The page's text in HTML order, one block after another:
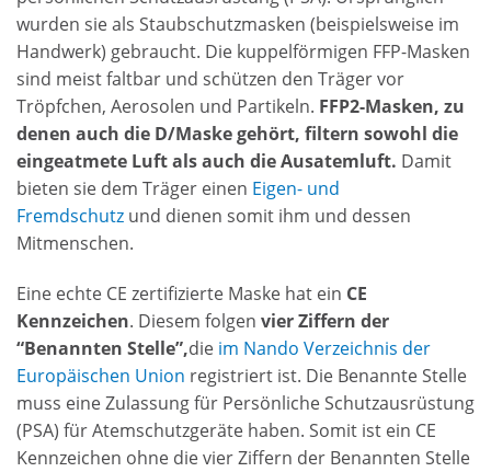
wurden sie als Staubschutzmasken (beispielsweise im
Handwerk) gebraucht. Die kuppelförmigen FFP-Masken
sind meist faltbar und schützen den Träger vor
Tröpfchen, Aerosolen und Partikeln. FFP2-Masken, zu
denen auch die D/Maske gehört, filtern sowohl die
eingeatmete Luft als auch die Ausatemluft. Damit
bieten sie dem Träger einen Eigen- und
Fremdschutz und dienen somit ihm und dessen
Mitmenschen.
Eine echte CE zertifizierte Maske hat ein CE
Kennzeichen. Diesem folgen vier Ziffern der
“Benannten Stelle”,die im Nando Verzeichnis der
Europäischen Union registriert ist. Die Benannte Stelle
muss eine Zulassung für Persönliche Schutzausrüstung
(PSA) für Atemschutzgeräte haben. Somit ist ein CE
Kennzeichen ohne die vier Ziffern der Benannten Stelle